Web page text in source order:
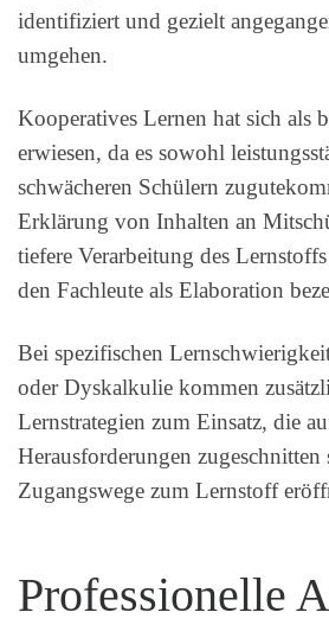
identifiziert und gezielt
umgehen.
Kooperatives Lernen hat sich als
erwiesen, da es sowohl
schwächeren Schülern
Erklärung von Inhalten an
tiefere Verarbeitung des
den Fachleute als Elaboration
Bei spezifischen
oder Dyskalkulie kommen
Lernstrategien zum Einsatz, die
Herausforderungen
Zugangswege zum Lernstoff
Professionelle